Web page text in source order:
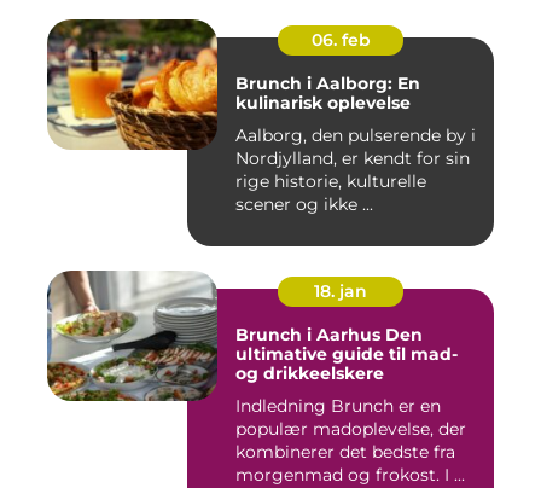
06. feb
Brunch i Aalborg: En
kulinarisk oplevelse
Aalborg, den pulserende by i
Nordjylland, er kendt for sin
rige historie, kulturelle
scener og ikke ...
18. jan
Brunch i Aarhus Den
ultimative guide til mad-
og drikkeelskere
Indledning Brunch er en
populær madoplevelse, der
kombinerer det bedste fra
morgenmad og frokost. I ...